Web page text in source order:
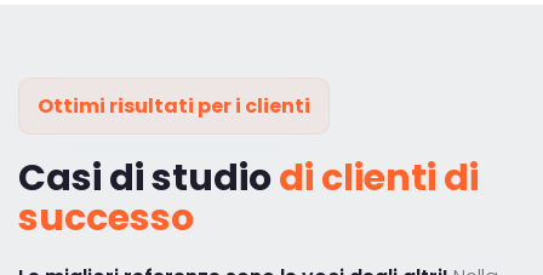
Ottimi risultati per i clienti
Casi di studiodi clienti di
successo